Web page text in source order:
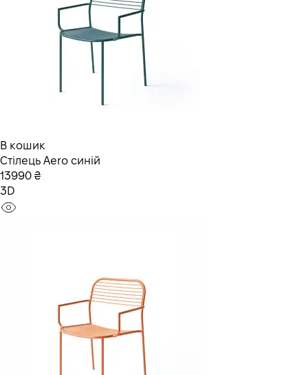
В кошик
Стілець Aero синій
13990 ₴
3D